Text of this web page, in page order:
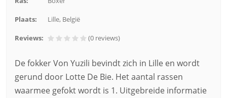
Plaats: Lille, België
Reviews: (0 reviews)
De fokker Von Yuzili bevindt zich in Lille en wordt
gerund door Lotte De Bie. Het aantal rassen
waarmee gefokt wordt is 1. Uitgebreide informatie